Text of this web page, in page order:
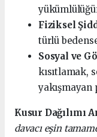
Fiziksel
türlü
Sosyal ve
kısıtlamak,
yakışmayan
Kusur Dağılımı
davacı eşin